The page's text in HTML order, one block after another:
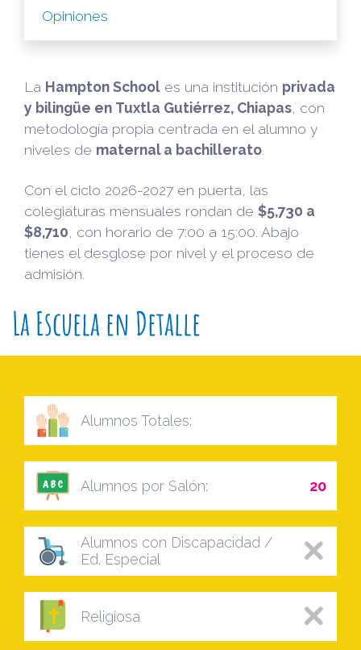
Opiniones
La Hampton School es una institución privada
y bilingüe en Tuxtla Gutiérrez, Chiapas , con
metodología propia centrada en el alumno y
niveles de maternal a bachillerato
Con el ciclo 2026-2027 en puerta, las
colegiaturas mensuales rondan de $5,730 a
$8,710 , con horario de 7:00 a 15:00. Abajo
tienes el desglose por nivel y el proceso de
admisión.
La Escuela en Detalle
Alumnos Totales:
Alumnos por Salón: 20
Alumnos con Discapacidad /
Ed. Especial
Religiosa